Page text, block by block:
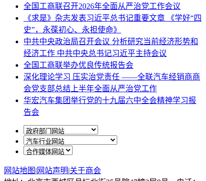
全国工商联召开2026年全面从严治党工作会议
《求是》杂志发表习近平总书记重要文章 《学好“四
史”，永葆初心、永担使命》
中共中央政治局召开会议 分析研究当前经济形势和
经济工作 中共中央总书记习近平主持会议
全国工商联举办优良传统报告会
深化理论学习 压实治党责任 ——全联汽车经销商商
会党支部总结上半年全面从严治党工作
华宏汽车集团举行党的十九届六中全会精神学习报
告会
网站地图 | 网站声明|关于商会